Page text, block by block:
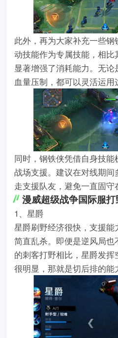
此外，再为大家补充一些
动技能作为专属技能，相比
显著增强了消耗能力。无
血量压制，都可以灵活运用
同时，钢铁侠凭借自身技
战场支援。建议在对线期
走支援队友，避免一直固守
漫威超级战争国际服
1、星爵
星爵刷野经济很快，支援
简直乱杀。即便是逆风局
的刺客打野相比，星爵发
很明显，那就是切后排的能